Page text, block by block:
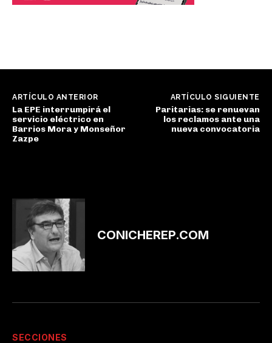
ARTÍCULO ANTERIOR
La EPE interrumpirá el
servicio eléctrico en
Barrios Mora y Monseñor
Zazpe
ARTÍCULO SIGUIENTE
Paritarias: se renuevan
los reclamos ante una
nueva convocatoria
CONICHEREP.COM
SECCIONES